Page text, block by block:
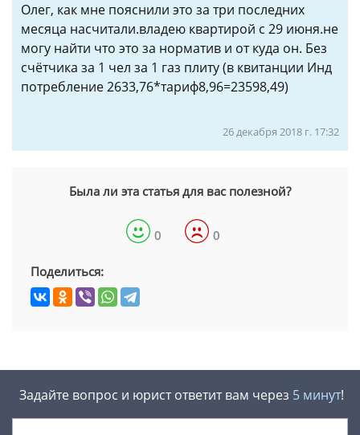
Олег, как мне пояснили это за три последних
месяца насчитали.владею квартирой с 29 июня.не
могу найти что это за норматив и от куда он. Без
счётчика за 1 чел за 1 газ плиту (в квитанции Инд
потребление 2633,76*тариф8,96=23598,49)
26 декабря 2018 г. 17:32
Была ли эта статья для вас полезной?
0 0
Поделиться:
Задайте вопрос и юрист ответит вам через 5 минут!